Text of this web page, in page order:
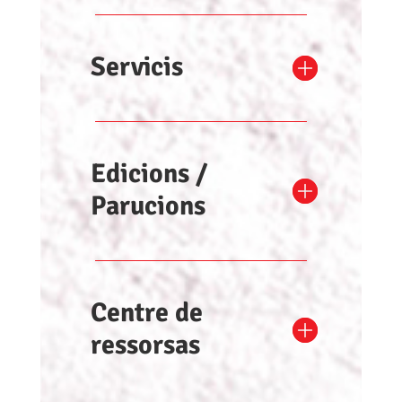
Servicis
Edicions /
Parucions
Centre de
ressorsas